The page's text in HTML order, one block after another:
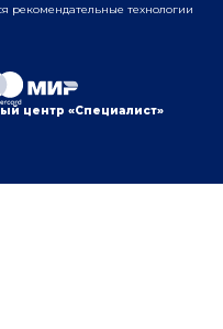
технологии
центр «Специалист»